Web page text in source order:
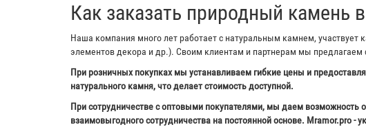
Как заказать природный камень
Наша компания много лет работает с натуральным камнем, участвует
элементов декора и др.). Своим клиентам и партнерам мы предлагаем
При розничных покупках мы устанавливаем гибкие цены и
натурального камня, что делает стоимость доступной.
При сотрудничестве с оптовыми покупателями, мы даем возможность
взаимовыгодного сотрудничества на постоянной основе. Mramor.pro